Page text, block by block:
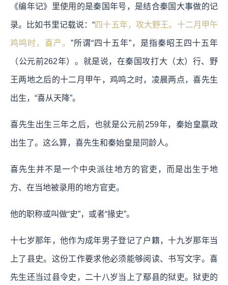
《编年记》里使用的是秦国年号，是结合秦国大事做的记
录。比如书里记载说：“四十五年，攻大野王。十二月甲午
鸡鸣时，喜产。 ”所谓“四十五年”，是指秦昭王四十五年
（公元前262年）。就是说，在秦国攻打大（太）行、野
王两地之后的十二月甲午，鸡鸣之时，凌晨两点，喜先生
出生，“喜从天降”。
喜先生出生三年之后，也就是公元前259年，秦始皇嬴政
出生了。这么算，喜先生和秦始皇是同龄人。
喜先生并不是一个中央派往地方的官吏，而是出生于地
方、在当地被录用的地方官吏。
他的职称或叫做“史”，或者“掾史”。
十七岁那年，他作为成年男子登记了户籍，十九岁那年当
上了县史。这份工作要求他必须能够阅读、书写文字。喜
先生还当过县令史，二十八岁当上了鄢县的狱吏。狱吏的